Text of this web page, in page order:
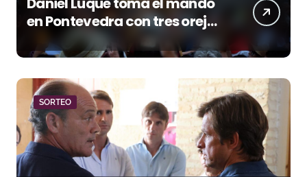
en Pontevedra con tres orejas
y una Puerta Grande de peso
SORTEO